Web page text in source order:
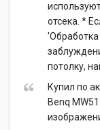
отсека. *
потолку,
Купил по
Benq